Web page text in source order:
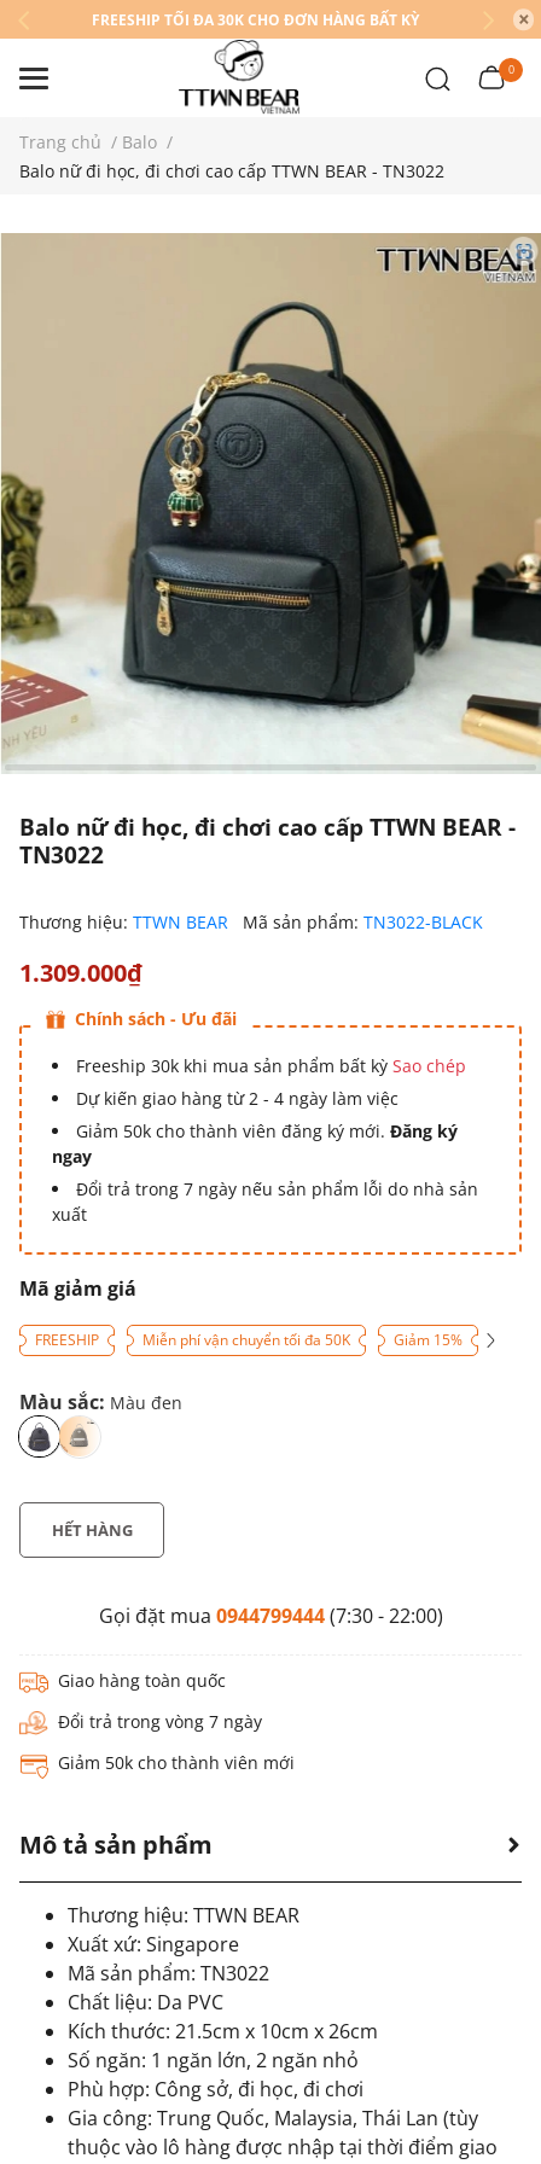
FREESHIP TỐI ĐA 30K CHO ĐƠN HÀNG BẤT KỲ
0
Trang chủ / Balo /
Balo nữ đi học, đi chơi cao cấp TTWN BEAR - TN3022
Balo nữ đi học, đi chơi cao cấp TTWN BEAR -
TN3022
Thương hiệu: TTWN BEAR Mã sản phẩm: TN3022-BLACK
1.309.000₫
Chính sách - Ưu đãi
Freeship 30k khi mua sản phẩm bất kỳ Sao chép
Dự kiến giao hàng từ 2 - 4 ngày làm việc
Giảm 50k cho thành viên đăng ký mới. Đăng ký
ngay
Đổi trả trong 7 ngày nếu sản phẩm lỗi do nhà sản
xuất
Mã giảm giá
FREESHIP Miễn phí vận chuyển tối đa 50K Giảm 15%
Màu sắc: Màu đen
HẾT HÀNG
Gọi đặt mua 0944799444(7:30 - 22:00)
Giao hàng toàn quốc
Đổi trả trong vòng 7 ngày
Giảm 50k cho thành viên mới
Mô tả sản phẩm
Thương hiệu: TTWN BEAR
Xuất xứ: Singapore
Mã sản phẩm: TN3022
Chất liệu: Da PVC
Kích thước: 21.5cm x 10cm x 26cm
Số ngăn: 1 ngăn lớn, 2 ngăn nhỏ
Phù hợp: Công sở, đi học, đi chơi
Gia công: Trung Quốc, Malaysia, Thái Lan (tùy
thuộc vào lô hàng được nhập tại thời điểm giao